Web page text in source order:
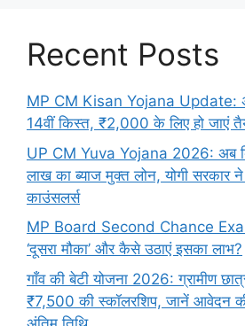
Recent Posts
MP CM Kisan Yojana Update:
14वीं किस्त, ₹2,000 के लिए हो जाएं
UP CM Yuva Yojana 2026: अब
लाख का ब्याज मुक्त लोन, योगी सरकार
काउंसलर्स
MP Board Second Chance
‘दूसरा मौका’ और कैसे उठाएं इसका लाभ?
गाँव की बेटी योजना 2026: ग्रामीण
₹7,500 की स्कॉलरशिप, जानें आवेदन